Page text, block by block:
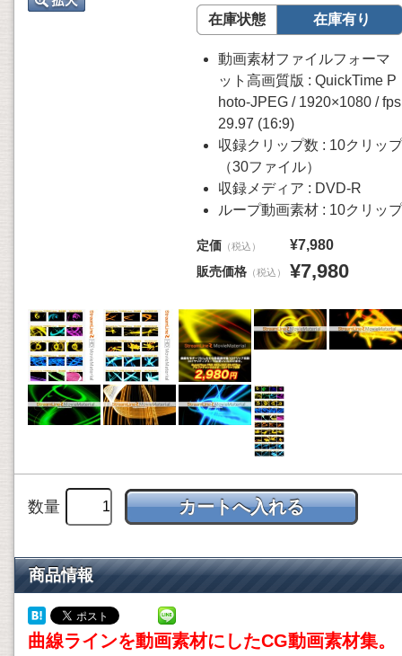
在庫状態 在庫有り
動画素材ファイルフォーマ
ット高画質版 : QuickTime P
hoto-JPEG / 1920×1080 / fps
29.97 (16:9)
収録クリップ数 : 10クリップ
（30ファイル）
収録メディア : DVD-R
ループ動画素材 : 10クリップ
定価 （税込） ¥7,980
販売価格 （税込） ¥7,980
数量
商品情報
曲線ラインを動画素材にしたCG動画素材集。